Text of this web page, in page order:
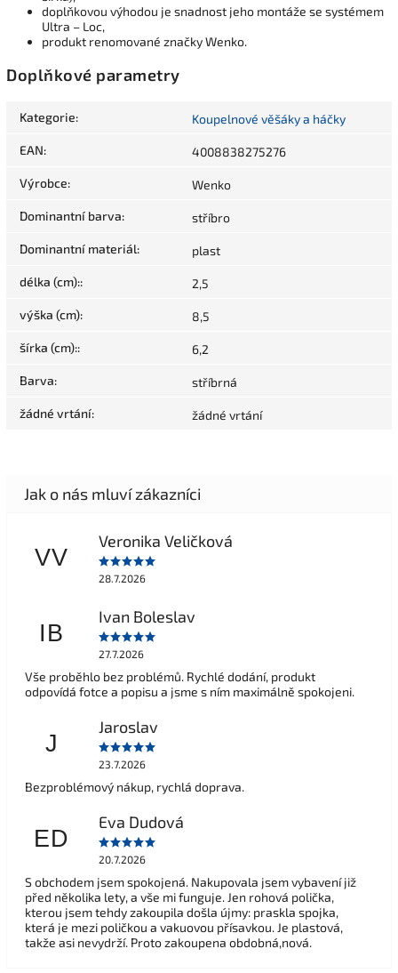
doplňkovou výhodou je snadnost jeho montáže se systémem
Ultra – Loc,
produkt renomované značky Wenko.
Doplňkové parametry
Kategorie: Koupelnové věšáky a háčky
EAN: 4008838275276
Výrobce: Wenko
Dominantní barva: stříbro
Dominantní materiál: plast
délka (cm):: 2,5
výška (cm): 8,5
šírka (cm):: 6,2
Barva: stříbrná
žádné vrtání: žádné vrtání
VV
Veronika Veličková
28.7.2026
IB
Ivan Boleslav
27.7.2026
Vše proběhlo bez problémů. Rychlé dodání, produkt
odpovídá fotce a popisu a jsme s ním maximálně spokojeni.
J
Jaroslav
23.7.2026
Bezproblémový nákup, rychlá doprava.
ED
Eva Dudová
20.7.2026
S obchodem jsem spokojená. Nakupovala jsem vybavení již
před několika lety, a vše mi funguje. Jen rohová polička,
kterou jsem tehdy zakoupila došla újmy: praskla spojka,
která je mezi poličkou a vakuovou přísavkou. Je plastová,
takže asi nevydrží. Proto zakoupena obdobná,nová.